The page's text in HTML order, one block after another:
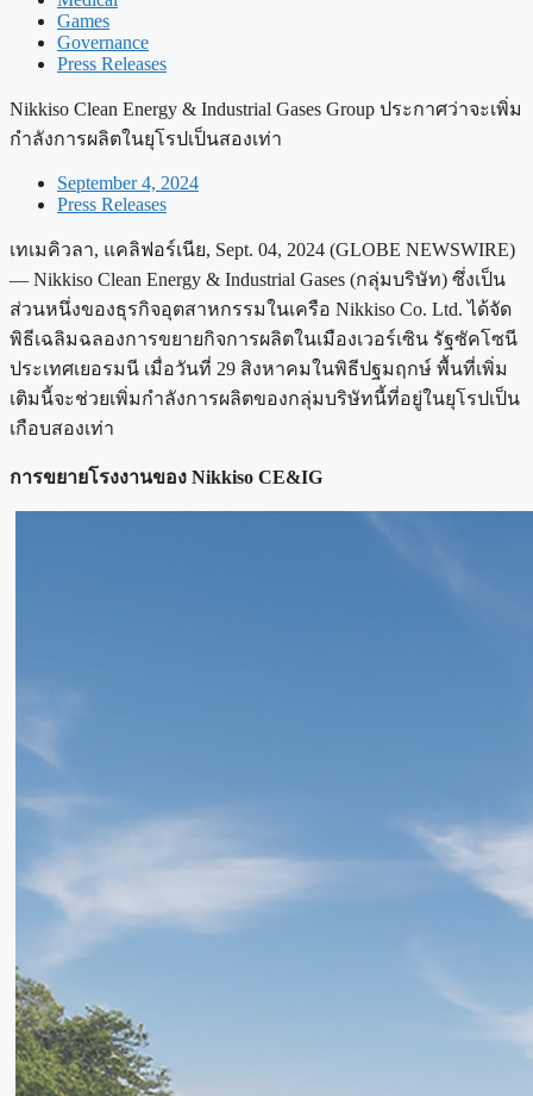
Games
Governance
Press Releases
Nikkiso Clean Energy & Industrial Gases Group ประกาศว่าจะเพิ่ม
กำลังการผลิตในยุโรปเป็นสองเท่า
September 4, 2024
Press Releases
เทเมคิวลา, แคลิฟอร์เนีย, Sept. 04, 2024 (GLOBE NEWSWIRE)
— Nikkiso Clean Energy & Industrial Gases (กลุ่มบริษัท) ซึ่งเป็น
ส่วนหนึ่งของธุรกิจอุตสาหกรรมในเครือ Nikkiso Co. Ltd. ได้จัด
พิธีเฉลิมฉลองการขยายกิจการผลิตในเมืองเวอร์เซิน รัฐซัคโซนี
ประเทศเยอรมนี เมื่อวันที่ 29 สิงหาคมในพิธีปฐมฤกษ์ พื้นที่เพิ่ม
เติมนี้จะช่วยเพิ่มกำลังการผลิตของกลุ่มบริษัทนี้ที่อยู่ในยุโรปเป็น
เกือบสองเท่า
การขยายโรงงานของ Nikkiso CE&IG